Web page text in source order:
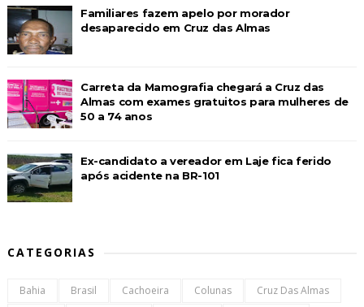
Familiares fazem apelo por morador
desaparecido em Cruz das Almas
Carreta da Mamografia chegará a Cruz das
Almas com exames gratuitos para mulheres de
50 a 74 anos
Ex-candidato a vereador em Laje fica ferido
após acidente na BR-101
CATEGORIAS
Bahia Brasil Cachoeira Colunas
Cruz Das Almas